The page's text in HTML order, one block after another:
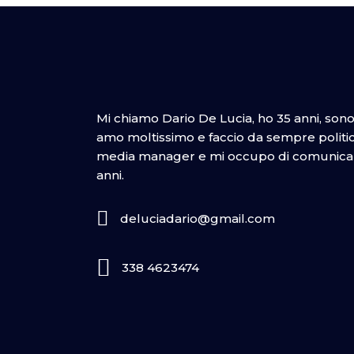
Mi chiamo Dario De Lucia, ho 35 anni,
amo moltissimo e faccio da sempre
media manager e mi occupo di
anni.
deluciadario@gmail.com
338 4623474